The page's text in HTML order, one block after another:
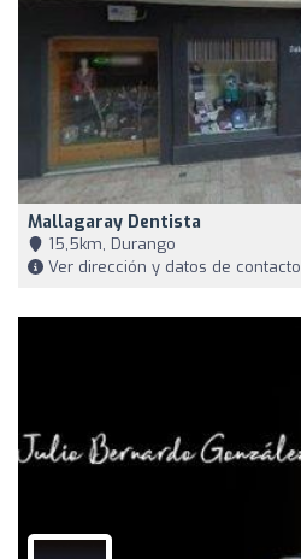
Mallagaray Dentista
15,5km, Durango
Ver dirección y datos de contacto